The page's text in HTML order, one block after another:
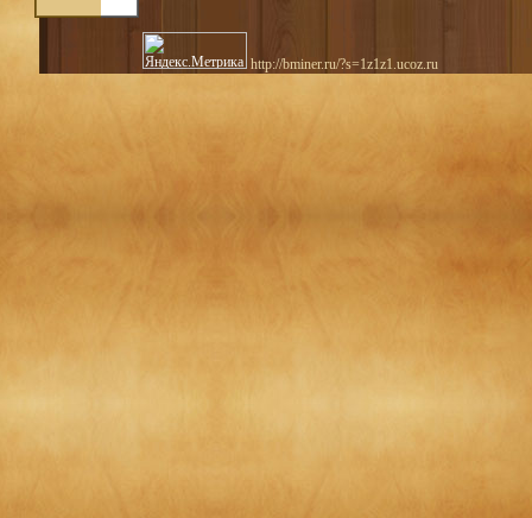
http://bminer.ru/?s=1z1z1.ucoz.ru